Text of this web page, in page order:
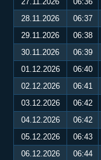
28.11.2026
06:37
29.11.2026
06:38
30.11.2026
06:39
01.12.2026
06:40
02.12.2026
06:41
03.12.2026
06:42
04.12.2026
06:42
05.12.2026
06:43
06.12.2026
06:44